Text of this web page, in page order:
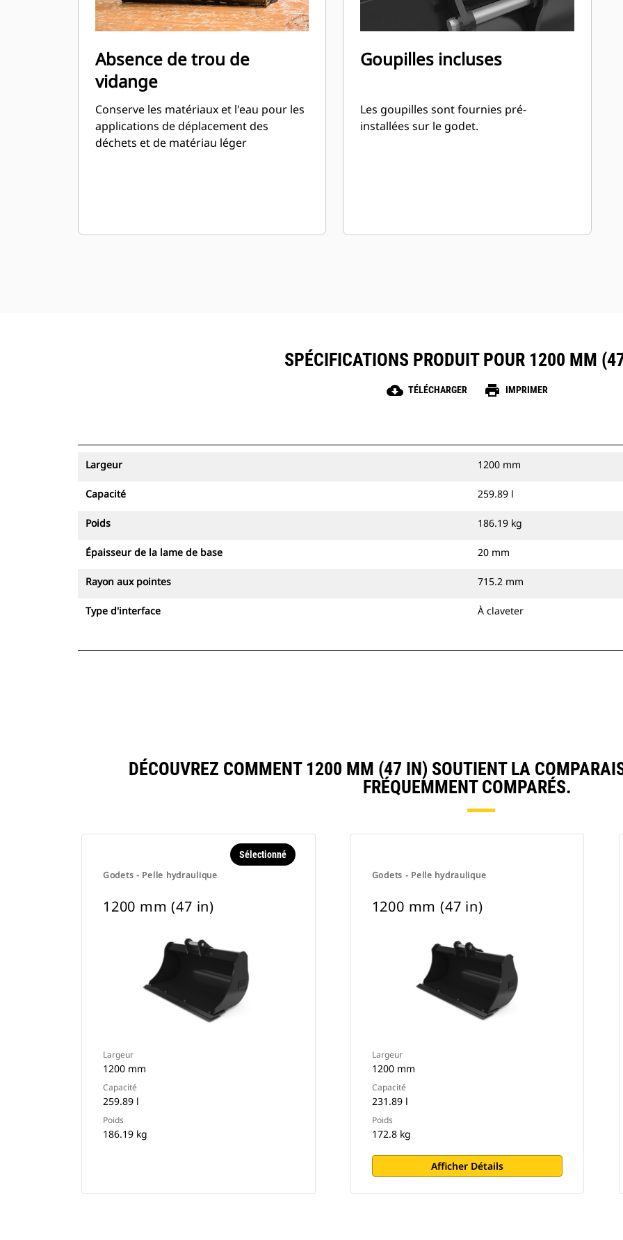
Absence de trou de
vidange
Conserve les matériaux et l'eau pour les
applications de déplacement des
déchets et de matériau léger
Goupilles incluses
Les goupilles sont fournies pré-
installées sur le godet.
SPÉCIFICATIONS PRODUIT POUR 1200 MM
cloud_download TÉLÉCHARGER print IMPRIMER
Largeur 1200 mm
Capacité 259.89 l
Poids 186.19 kg
Épaisseur de la lame de base 20 mm
Rayon aux pointes 715.2 mm
Type d'interface À claveter
DÉCOUVREZ COMMENT 1200 MM (47 IN) SOUTIENT LA
FRÉQUEMMENT COMPARÉS.
Godets - Pelle hydraulique
Sélectionné
1200 mm (47 in)
Largeur
1200 mm
Capacité
259.89 l
Poids
186.19 kg
Godets - Pelle hydraulique
1200 mm (47 in)
Largeur
1200 mm
Capacité
231.89 l
Poids
172.8 kg
Afficher Détails